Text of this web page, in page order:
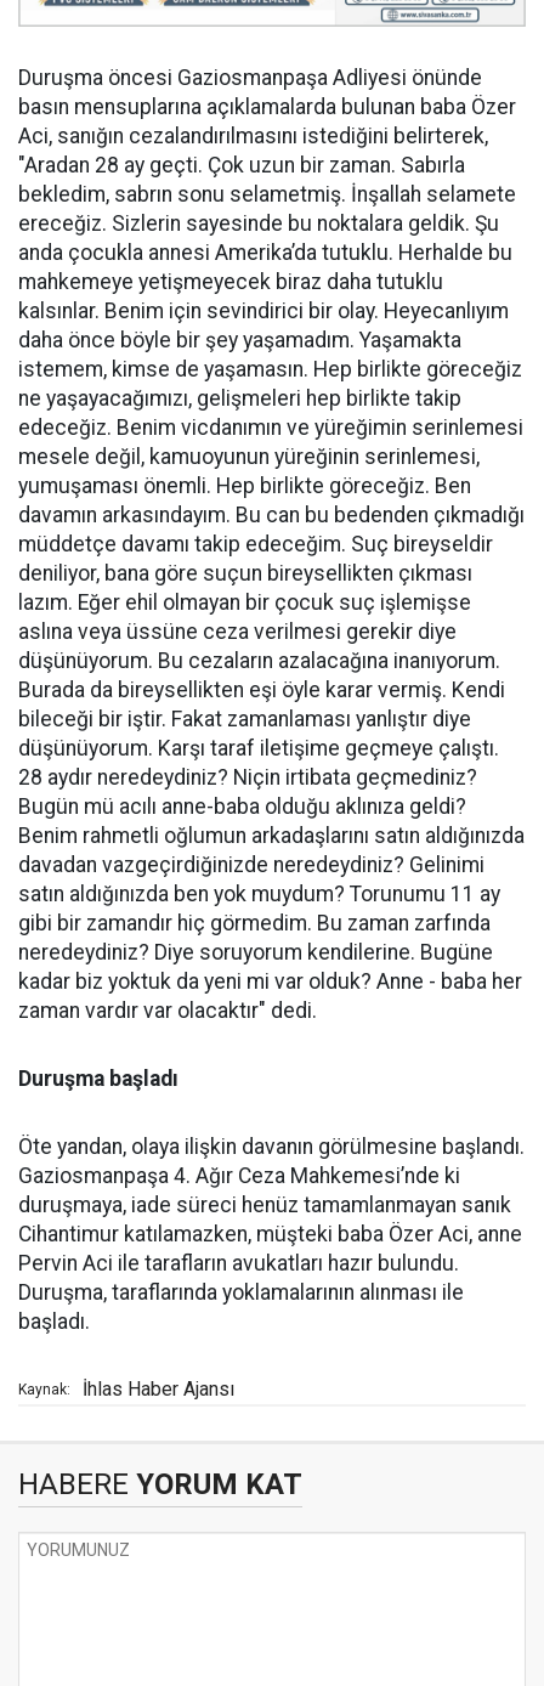
Duruşma öncesi Gaziosmanpaşa Adliyesi önünde
basın mensuplarına açıklamalarda bulunan baba Özer
Aci, sanığın cezalandırılmasını istediğini belirterek,
"Aradan 28 ay geçti. Çok uzun bir zaman. Sabırla
bekledim, sabrın sonu selametmiş. İnşallah selamete
ereceğiz. Sizlerin sayesinde bu noktalara geldik. Şu
anda çocukla annesi Amerika’da tutuklu. Herhalde bu
mahkemeye yetişmeyecek biraz daha tutuklu
kalsınlar. Benim için sevindirici bir olay. Heyecanlıyım
daha önce böyle bir şey yaşamadım. Yaşamakta
istemem, kimse de yaşamasın. Hep birlikte göreceğiz
ne yaşayacağımızı, gelişmeleri hep birlikte takip
edeceğiz. Benim vicdanımın ve yüreğimin serinlemesi
mesele değil, kamuoyunun yüreğinin serinlemesi,
yumuşaması önemli. Hep birlikte göreceğiz. Ben
davamın arkasındayım. Bu can bu bedenden çıkmadığı
müddetçe davamı takip edeceğim. Suç bireyseldir
deniliyor, bana göre suçun bireysellikten çıkması
lazım. Eğer ehil olmayan bir çocuk suç işlemişse
aslına veya üssüne ceza verilmesi gerekir diye
düşünüyorum. Bu cezaların azalacağına inanıyorum.
Burada da bireysellikten eşi öyle karar vermiş. Kendi
bileceği bir iştir. Fakat zamanlaması yanlıştır diye
düşünüyorum. Karşı taraf iletişime geçmeye çalıştı.
28 aydır neredeydiniz? Niçin irtibata geçmediniz?
Bugün mü acılı anne-baba olduğu aklınıza geldi?
Benim rahmetli oğlumun arkadaşlarını satın aldığınızda
davadan vazgeçirdiğinizde neredeydiniz? Gelinimi
satın aldığınızda ben yok muydum? Torunumu 11 ay
gibi bir zamandır hiç görmedim. Bu zaman zarfında
neredeydiniz? Diye soruyorum kendilerine. Bugüne
kadar biz yoktuk da yeni mi var olduk? Anne - baba her
zaman vardır var olacaktır" dedi.
Duruşma başladı
Öte yandan, olaya ilişkin davanın görülmesine başlandı.
Gaziosmanpaşa 4. Ağır Ceza Mahkemesi’nde ki
duruşmaya, iade süreci henüz tamamlanmayan sanık
Cihantimur katılamazken, müşteki baba Özer Aci, anne
Pervin Aci ile tarafların avukatları hazır bulundu.
Duruşma, taraflarında yoklamalarının alınması ile
başladı.
Kaynak: İhlas Haber Ajansı
HABERE YORUM KAT